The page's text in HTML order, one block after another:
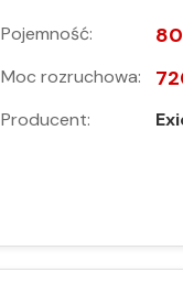
Pojemność:
Moc rozruchowa:
Producent: